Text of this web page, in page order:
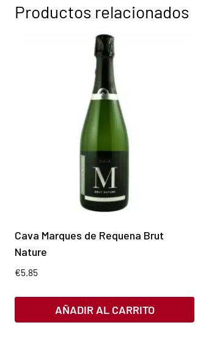
Productos relacionados
Cava Marques de Requena Brut
Nature
€5.85
AÑADIR AL CARRITO